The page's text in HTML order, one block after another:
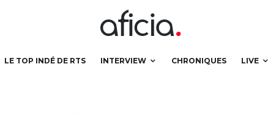
LE TOP INDÉ DE RTS INTERVIEW CHRONIQUES LIVE
« Beggars »